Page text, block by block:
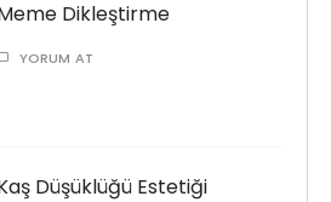
Dikleştirme
YORUM AT
Düşüklüğü Estetiği